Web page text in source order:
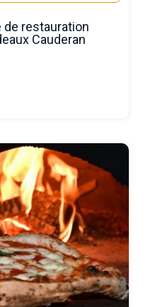
restauration
Cauderan